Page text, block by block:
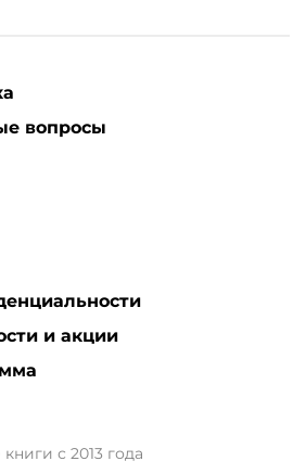
вопросы
и акции
с 2013 года